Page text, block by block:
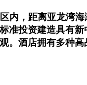
内，距离亚龙湾
准投资建造具有
。酒店拥有多种